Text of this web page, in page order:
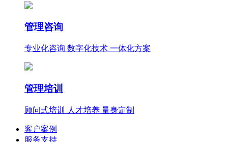
管理咨询
专业化咨询 数字化技术 一体化方案
管理培训
顾问式培训 人才培养 量身定制
客户案例
服务支持